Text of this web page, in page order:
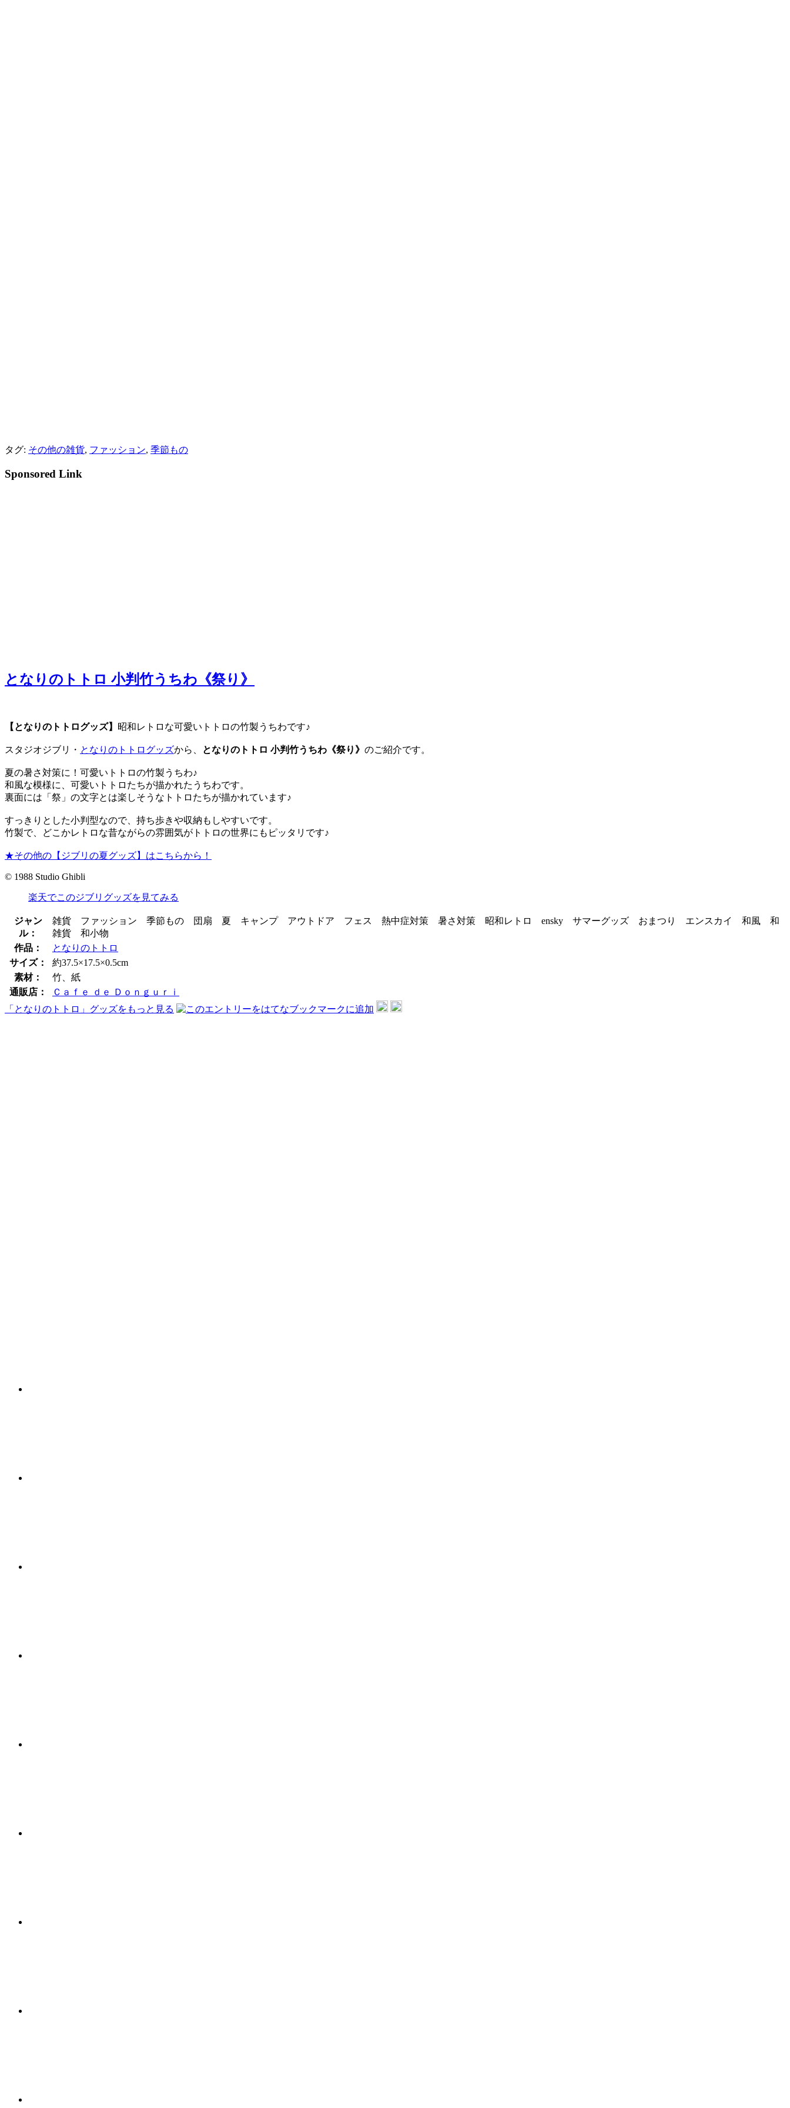
タグ: その他の雑貨, ファッション, 季節もの
Sponsored Link
となりのトトロ 小判竹うちわ《祭り》
【となりのトトログッズ】 昭和レトロな可愛いトトロの竹製うちわです♪
スタジオジブリ・ となりのトトログッズから、 となりのトトロ 小判竹うちわ《祭り》 のご紹介です。
夏の暑さ対策に！可愛いトトロの竹製うちわ♪
和風な模様に、可愛いトトロたちが描かれたうちわです。
裏面には「祭」の文字とは楽しそうなトトロたちが描かれています♪
すっきりとした小判型なので、持ち歩きや収納もしやすいです。
竹製で、どこかレトロな昔ながらの雰囲気がトトロの世界にもピッタリです♪
★その他の【ジブリの夏グッズ】はこちらから！
© 1988 Studio Ghibli
楽天でこのジブリグッズを見てみる
ジャン
ル：
雑貨 ファッション 季節もの 団扇 夏 キャンプ アウトドア フェス 熱中症対策 暑さ対策 昭和レトロ ensky サマーグッズ おまつり エンスカイ 和風 和
雑貨 和小物
作品：
となりのトトロ
サイズ：
約37.5×17.5×0.5cm
素材：
竹、紙
通販店：
Ｃａｆｅ ｄｅ Ｄｏｎｇｕｒｉ
「となりのトトロ」グッズをもっと見る